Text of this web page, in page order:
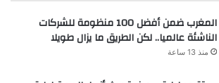
المغرب ضمن أفضل 100 منظومة للشركات
الناشئة عالميا.. لكن الطريق ما يزال طويلا
منذ 13 ساعة